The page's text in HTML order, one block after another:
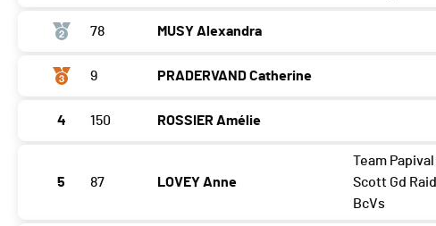
78 MUSY Alexandra
9 PRADERVAND Catherine
4 150 ROSSIER Amélie
5 87 LOVEY Anne
Team Papival
Scott Gd Raid
BcVs